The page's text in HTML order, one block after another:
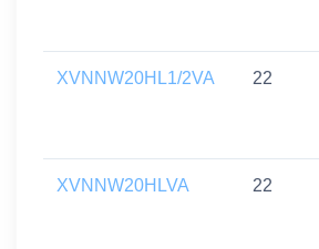
XVNNW20HL1/2VA 22
XVNNW20HLVA 22